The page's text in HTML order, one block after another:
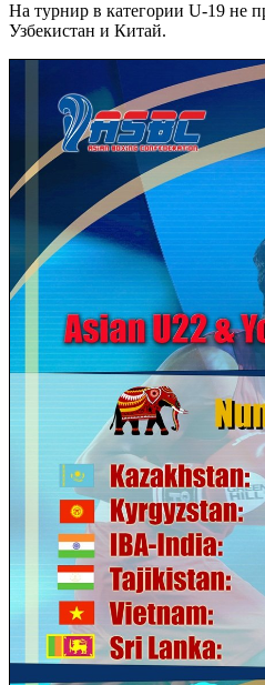
На турнир в категории U-19 не
Узбекистан и Китай.